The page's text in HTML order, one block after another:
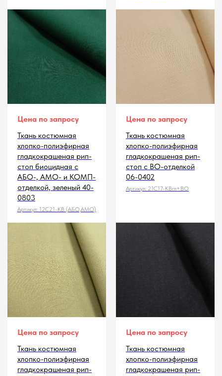
Цена по запросу
Ткань костюмная
хлопко-полиэфирная
гладкокрашеная рип-
стоп биоцидная с
АБО-, АМО- и КОМП-
отделкой, зеленый 40-
0803
Артикул: 12С21-КВ (АБО,АМО)
Цена по запросу
Ткань костюмная
хлопко-полиэфирная
гладкокрашеная рип-
стоп с ВО-отделкой
06-0402
Артикул: 21С17-КВгл+ВО
Цена по запросу
Ткань костюмная
хлопко-полиэфирная
гладкокрашеная рип-
Цена по запросу
Ткань костюмная
хлопко-полиэфирная
гладкокрашеная рип-